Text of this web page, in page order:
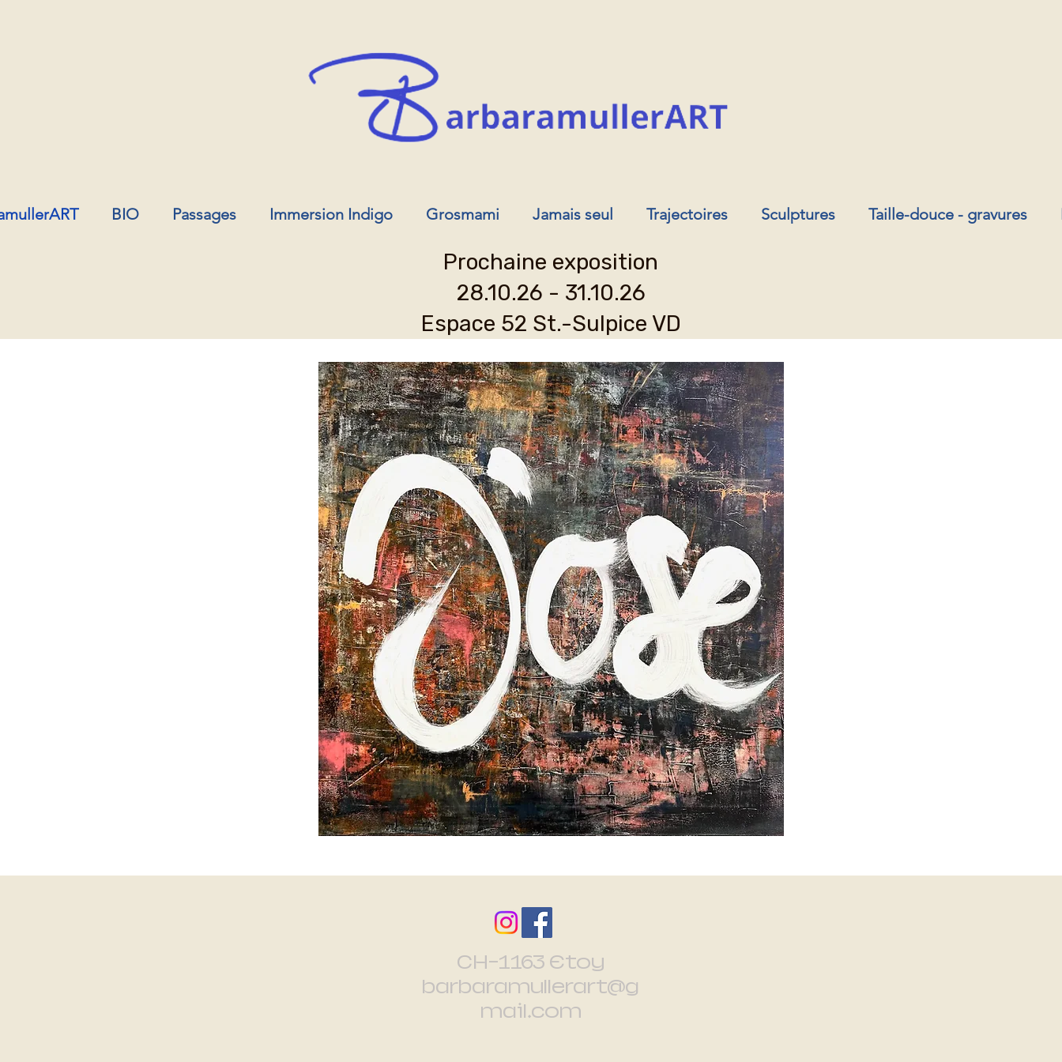
BIO Passages Immersion Indigo Grosmami Jamais seul Trajectoires Sculptures Taille-douce - gravures
Prochaine exposition
28.10.26 - 31.10.26
Espace 52 St.-Sulpice VD
CH-1163 Etoy
barbaramullerart@g
mail.com